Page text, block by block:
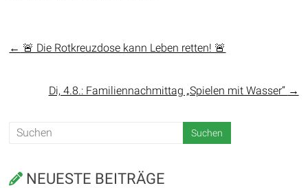
← 🚨 Die Rotkreuzdose kann Leben retten! 🚨
Di, 4.8.: Familiennachmittag „Spielen mit Wasser“ →
NEUESTE BEITRÄGE